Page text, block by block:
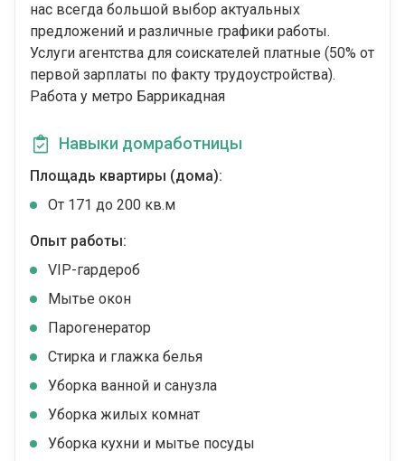
нас всегда большой выбор актуальных
предложений и различные графики работы.
Услуги агентства для соискателей платные (50% от
первой зарплаты по факту трудоустройства).
Работа у метро Баррикадная
Навыки домработницы
Площадь квартиры (дома):
От 171 до 200 кв.м
Опыт работы:
VIP-гардероб
Мытье окон
Парогенератор
Стирка и глажка белья
Уборка ванной и санузла
Уборка жилых комнат
Уборка кухни и мытье посуды